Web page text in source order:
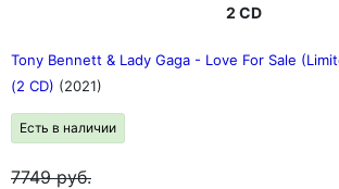
2 CD
Tony Bennett & Lady Gaga - Love For Sale
(2 CD) (2021)
Есть в наличии
7749руб.